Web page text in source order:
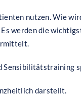
nutzen. Wie
werden die
darstellt.